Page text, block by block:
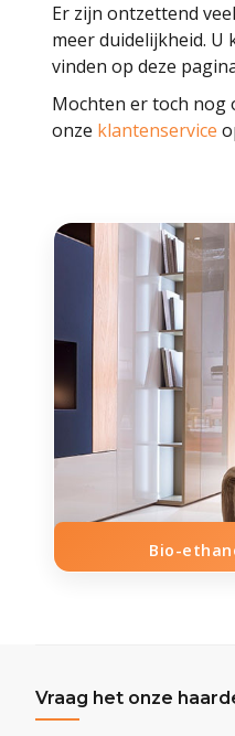
Er zijn ontzettend
meer duidelijkheid.
vinden op deze
Mochten er toch nog
onze klantenservice
Bio-
Vraag het onze